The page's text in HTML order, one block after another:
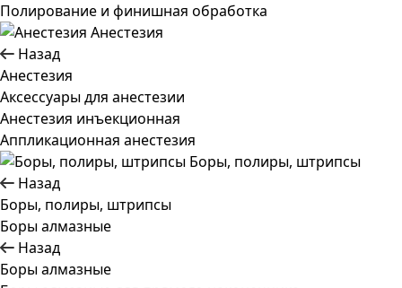
Полирование и финишная обработка
Анестезия
Назад
Анестезия
Аксессуары для анестезии
Анестезия инъекционная
Аппликационная анестезия
Боры, полиры, штрипсы
Назад
Боры, полиры, штрипсы
Боры алмазные
Назад
Боры алмазные